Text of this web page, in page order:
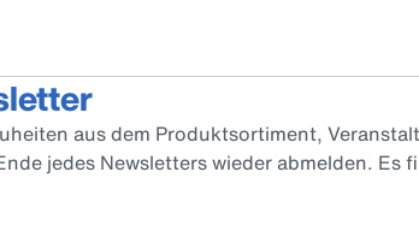
aus dem Produktsortiment,
jedes Newsletters wieder abmelden.